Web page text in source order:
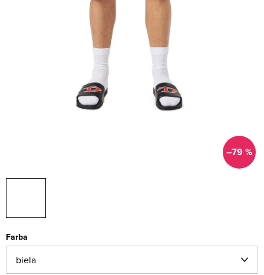
–79 %
Farba